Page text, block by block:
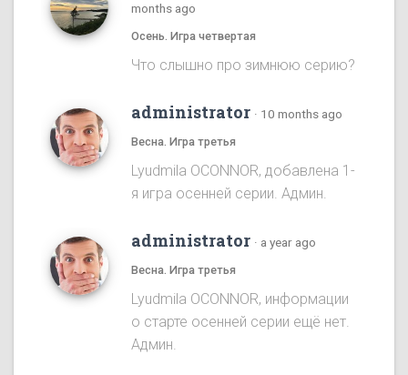
months ago
Осень. Игра четвертая
Что слышно про зимнюю серию?
administrator · 10 months ago
Весна. Игра третья
Lyudmila OCONNOR, добавлена 1-
я игра осенней серии. Админ.
administrator · a year ago
Весна. Игра третья
Lyudmila OCONNOR, информации
о старте осенней серии ещё нет.
Админ.